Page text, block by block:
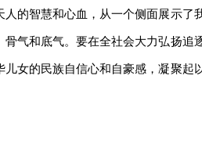
的智慧和心血，从一个侧面展示了
气和底气。要在全社会大力弘扬追
女的民族自信心和自豪感，凝聚起